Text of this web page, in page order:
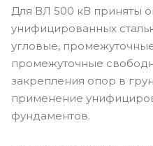
Для ВЛ 500 кВ приняты
унифицированных
угловые,
промежуточные
закрепления опор в
применение
фундаментов.